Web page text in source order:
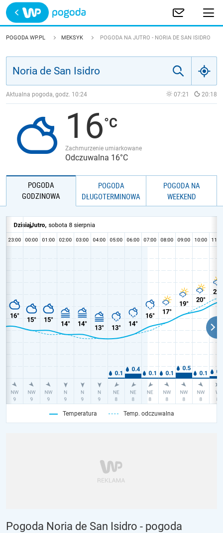
Trwa ładowanie
POLSKA
JAKOŚĆ POWIETRZA
POGODA WP.PL MEKSYK POGODA NA JUTRO - NORIA DE SAN ISIDRO
Aktualna pogoda, godz. 10:24 07:21 20:18
16
Zachmurzenie umiarkowane
Odczuwalna 16°C
POGODA
GODZINOWA
POGODA
DŁUGOTERMINOWA
POGODA NA
WEEKEND
Temperatura Temp. odczuwalna
Pogoda Noria de San Isidro - pogoda